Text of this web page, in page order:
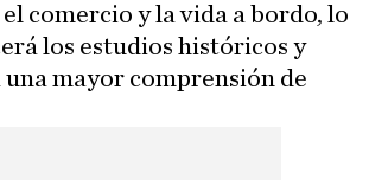
comercio y la vida a bordo, lo
los estudios históricos y
mayor comprensión de